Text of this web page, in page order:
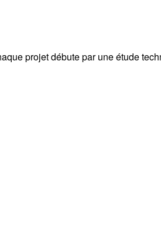
projet débute par une étude